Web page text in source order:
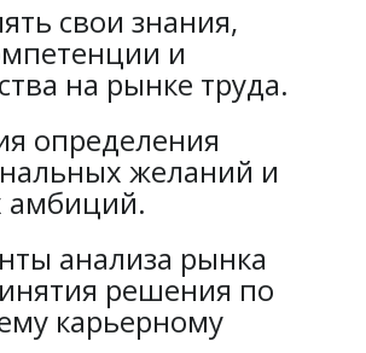
свои знания,
и
на рынке труда.
определения
желаний и
амбиций.
анализа рынка
решения по
карьерному